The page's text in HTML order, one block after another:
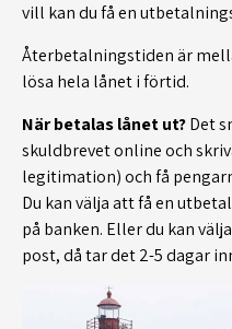
vill kan du få en
Återbetalningstiden är
lösa hela lånet i förtid.
När betalas lånet ut?Det
skuldbrevet online och
legitimation) och få
Du kan välja att få en
på banken. Eller du kan
post, då tar det 2-5 dagar